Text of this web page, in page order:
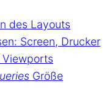
des Layouts
Screen, Drucker
Viewports
Größe